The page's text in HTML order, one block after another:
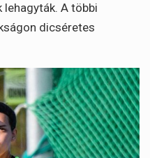
lehagyták. A többi
dicséretes